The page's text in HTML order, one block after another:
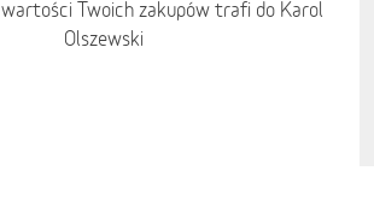
wartości Twoich zakupów trafi do Karol
Olszewski